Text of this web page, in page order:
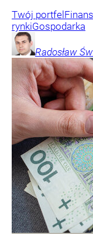
Twój portfel
rynkiGospodarka
Radosław